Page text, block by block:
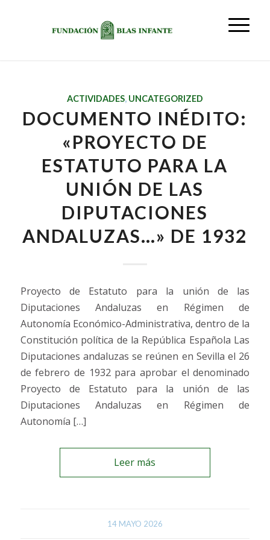
ACTIVIDADES, UNCATEGORIZED
DOCUMENTO INÉDITO:
«PROYECTO DE
ESTATUTO PARA LA
UNIÓN DE LAS
DIPUTACIONES
ANDALUZAS…» DE 1932
Proyecto de Estatuto para la unión de las
Diputaciones Andaluzas en Régimen de
Autonomía Económico-Administrativa, dentro de la
Constitución política de la República Española Las
Diputaciones andaluzas se reúnen en Sevilla el 26
de febrero de 1932 para aprobar el denominado
Proyecto de Estatuto para la unión de las
Diputaciones Andaluzas en Régimen de
Autonomía […]
Leer más
14 MAYO 2026